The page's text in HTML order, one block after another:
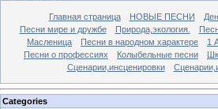
Главная страница НОВЫЕ ПЕСНИ
Песни мире и дружбе
Природа,экология.
Масленица
Песни в народном характере 1
Песни о профессиях
Колыбельные песни
Сценарии,инсценировки
Categories